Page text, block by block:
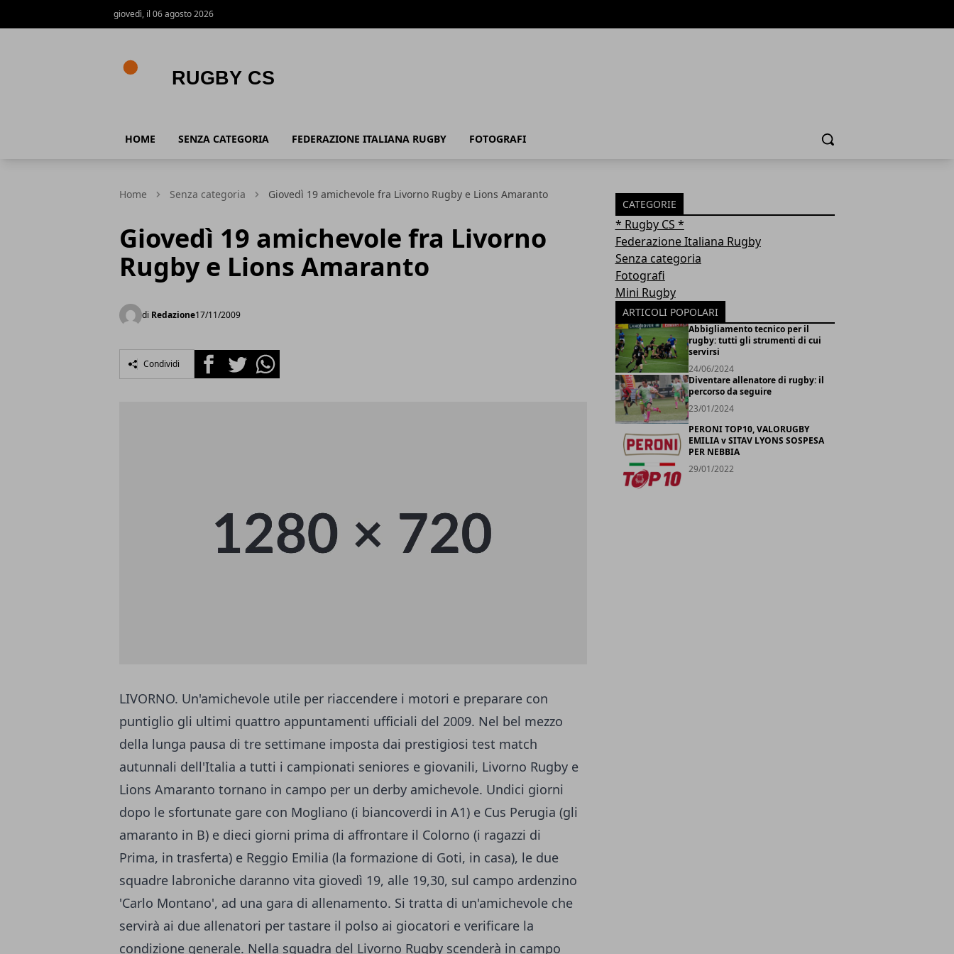
giovedì, il 06 agosto 2026
HOME SENZA CATEGORIA FEDERAZIONE ITALIANA RUGBY FOTOGRAFI Cerca
Home Senza categoria Giovedì 19 amichevole fra Livorno Rugby e Lions Amaranto
Giovedì 19 amichevole fra Livorno
Rugby e Lions Amaranto
di Redazione17/11/2009
Condividi FacebookTwitterWhatsapp
LIVORNO. Un'amichevole utile per riaccendere i motori e preparare con
puntiglio gli ultimi quattro appuntamenti ufficiali del 2009. Nel bel mezzo
della lunga pausa di tre settimane imposta dai prestigiosi test match
autunnali dell'Italia a tutti i campionati seniores e giovanili, Livorno Rugby e
Lions Amaranto tornano in campo per un derby amichevole. Undici giorni
dopo le sfortunate gare con Mogliano (i biancoverdi in A1) e Cus Perugia (gli
amaranto in B) e dieci giorni prima di affrontare il Colorno (i ragazzi di
Prima, in trasferta) e Reggio Emilia (la formazione di Goti, in casa), le due
squadre labroniche daranno vita giovedì 19, alle 19,30, sul campo ardenzino
'Carlo Montano', ad una gara di allenamento. Si tratta di un'amichevole che
servirà ai due allenatori per tastare il polso ai giocatori e verificare la
condizione generale. Nella squadra del Livorno Rugby scenderà in campo
CATEGORIE
* Rugby CS *
Federazione Italiana Rugby
Senza categoria
Fotografi
Mini Rugby
ARTICOLI POPOLARI
Abbigliamento tecnico per il
rugby: tutti gli strumenti di cui
servirsi
24/06/2024
Diventare allenatore di rugby: il
percorso da seguire
23/01/2024
PERONI TOP10, VALORUGBY
EMILIA v SITAV LYONS SOSPESA
PER NEBBIA
29/01/2022